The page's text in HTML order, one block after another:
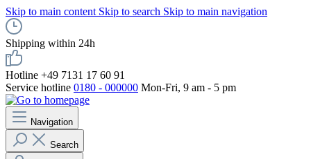
Skip to main content Skip to search Skip to main navigation
Shipping within 24h
Hotline +49 7131 17 60 91
Service hotline 0180 - 000000 Mon-Fri, 9 am - 5 pm
Navigation
Search